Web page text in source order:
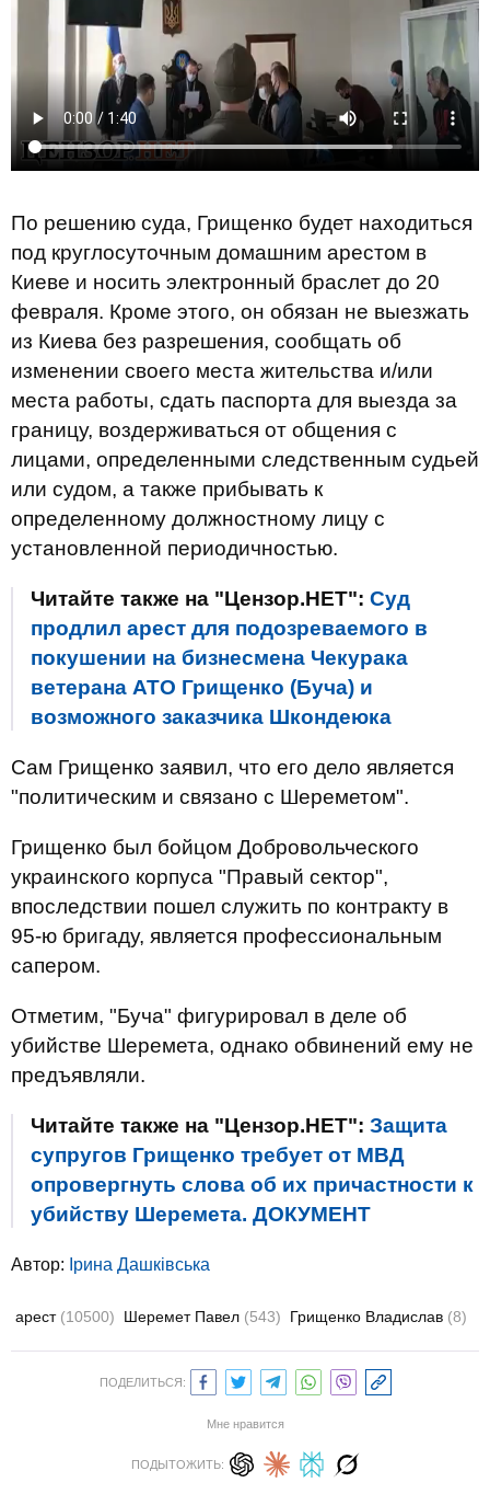
По решению суда, Грищенко будет находиться
под круглосуточным домашним арестом в
Киеве и носить электронный браслет до 20
февраля. Кроме этого, он обязан не выезжать
из Киева без разрешения, сообщать об
изменении своего места жительства и/или
места работы, сдать паспорта для выезда за
границу, воздерживаться от общения с
лицами, определенными следственным судьей
или судом, а также прибывать к
определенному должностному лицу с
установленной периодичностью.
Читайте также на "Цензор.НЕТ": Суд
продлил арест для подозреваемого в
покушении на бизнесмена Чекурака
ветерана АТО Грищенко (Буча) и
возможного заказчика Шкондеюка
Сам Грищенко заявил, что его дело является
"политическим и связано с Шереметом".
Грищенко был бойцом Добровольческого
украинского корпуса "Правый сектор",
впоследствии пошел служить по контракту в
95-ю бригаду, является профессиональным
сапером.
Отметим, "Буча" фигурировал в деле об
убийстве Шеремета, однако обвинений ему не
предъявляли.
Читайте также на "Цензор.НЕТ": Защита
супругов Грищенко требует от МВД
опровергнуть слова об их причастности к
убийству Шеремета. ДОКУМЕНТ
Автор: Ірина Дашківська
арест (10500) Шеремет Павел (543) Грищенко Владислав (8)
ПОДЕЛИТЬСЯ:
Мне нравится
ПОДЫТОЖИТЬ: